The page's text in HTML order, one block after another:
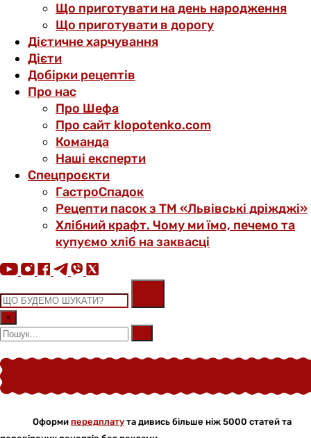
Що приготувати на день народження
Що приготувати в дорогу
Дієтичне харчування
Дієти
Добірки рецептів
Про нас
Про Шефа
Про сайт klopotenko.com
Команда
Наші експерти
Спецпроєкти
ГастроСпадок
Рецепти пасок з ТМ «Львівські дріжджі»
Хлібний крафт. Чому ми їмо, печемо та
купуємо хліб на заквасці
×
Оформи передплату та дивись більше ніж 5000 статей та